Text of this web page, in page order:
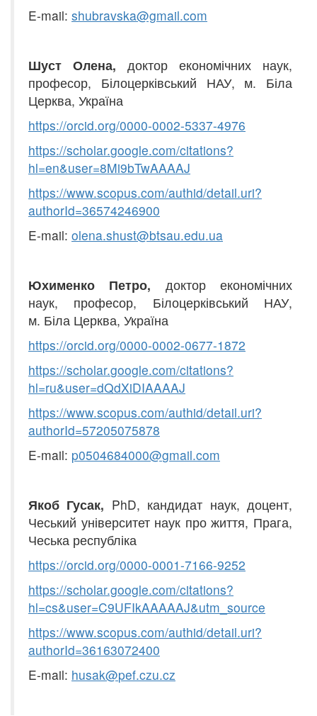
E-mail: shubravska@gmail.com
Шуст Олена, доктор економічних наук,
професор, Білоцерківський НАУ, м. Біла
Церква, Україна
https://orcid.org/0000-0002-5337-4976
https://scholar.google.com/citations?
hl=en&user=8Mi9bTwAAAAJ
https://www.scopus.com/authid/detail.uri?
authorId=36574246900
E-mail: olena.shust@btsau.edu.ua
Юхименко Петро, доктор економічних
наук, професор, Білоцерківський НАУ,
м. Біла Церква, Україна
https://orcid.org/0000-0002-0677-1872
https://scholar.google.com/citations?
hl=ru&user=dQdXiDIAAAAJ
https://www.scopus.com/authid/detail.uri?
authorId=57205075878
E-mail: p0504684000@gmail.com
Якоб Гусак, PhD, кандидат наук, доцент,
Чеський університет наук про життя, Прага,
Чеська республіка
https://orcid.org/0000-0001-7166-9252
https://scholar.google.com/citations?
hl=cs&user=C9UFIkAAAAAJ&utm_source
https://www.scopus.com/authid/detail.uri?
authorId=36163072400
E-mail: husak@pef.czu.cz